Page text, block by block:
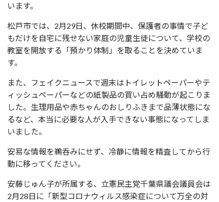
います。
松戸市では、2月29日、休校期間中、保護者の事情で子ど
もだけを自宅に残せない家庭の児童生徒について、学校の
教室を開放する「預かり体制」を取ることを決めていま
す。
また、フェイクニュースで週末はトイレットペーパーやテ
ィッシュペーパーなどの紙製品の買い占め騒動が起こりま
した。生理用品や赤ちゃんのおしりふきまで品薄状態にな
るなど、本当に必要な人が入手できない事態になってしま
いました。
安易な情報を鵜呑みにせず、冷静に情報を精査してから行
動に移ってください。
安藤じゅん子が所属する、立憲民主党千葉県議会議員会は
2月28日に「新型コロナウィルス感染症について万全の対